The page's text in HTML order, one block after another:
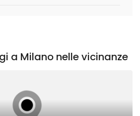
a Milano nelle vicinanze